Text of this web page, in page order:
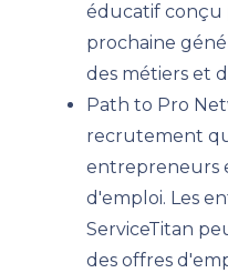
éducatif conçu
prochaine
des métiers et
Path to Pro
recrutement
entrepreneurs
d'emploi. Les
ServiceTitan
des offres